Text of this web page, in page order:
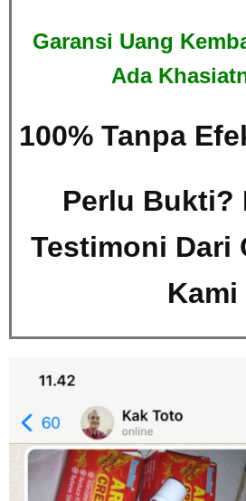
Garansi Uang
Ada
100% Tanpa
Perlu Bukti?
Testimoni Dari
Kami